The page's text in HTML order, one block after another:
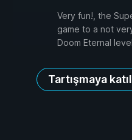
Very fun!, the
game to a not
Doom Eternal
Tartışmaya katıl